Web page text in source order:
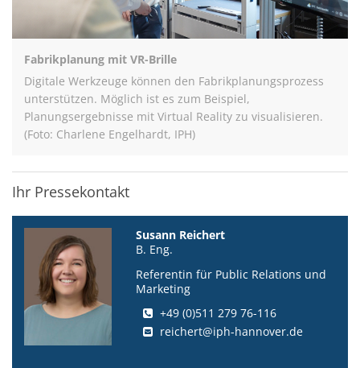
Fabrikplanung mit VR-Brille
Digitale Werkzeuge können den Fabrikplanungsprozess
unterstützen. Möglich ist es zum Beispiel,
Planungsergebnisse mit Virtual Reality zu visualisieren.
(Foto: Charlene Engelhardt, IPH)
Ihr Pressekontakt
Susann Reichert
B. Eng.
Referentin für Public Relations und
Marketing
+49 (0)511 279 76-116
reichert@iph-hannover.de